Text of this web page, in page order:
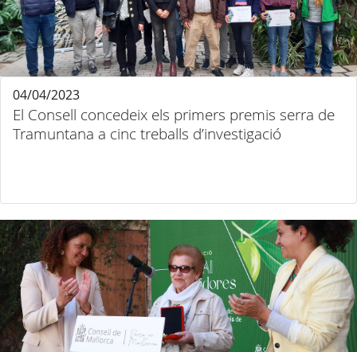
El Consell concedeix els primers premis serra de
Tramuntana a cinc treballs d’investigació
04/04/2023